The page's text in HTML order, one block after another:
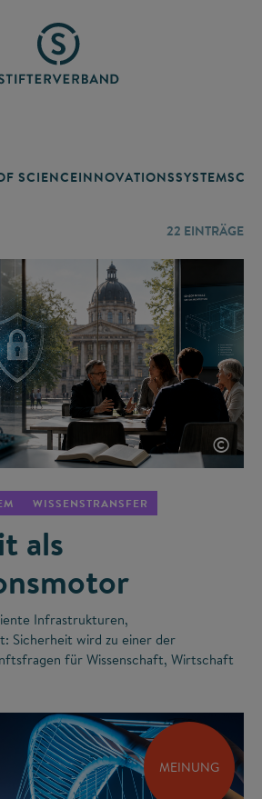
SCIENCEINNOVATIONSSYSTEM
22 EINTRÄGE
©
WISSENSTRANSFER
als
Infrastrukturen,
Sicherheit wird zu einer der
für Wissenschaft, Wirtschaft
MEINUNG